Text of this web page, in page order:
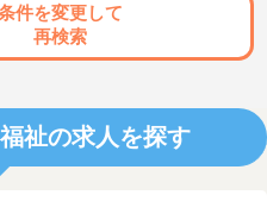
件を変更して
再検索
祉の求人を探す